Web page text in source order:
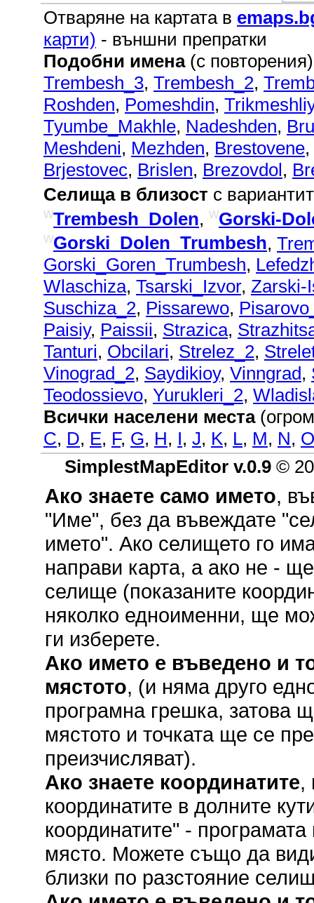
Отваряне на картата в
карти) - външни препратки
Подобни имена(с
Trembesh_3, Trembesh_2,
Roshden, Pomeshdin, Trikmeshliy
Tyumbe_Makhle, Nadeshden,
Meshdeni, Mezhden, Brestovene,
Brjestovec, Brislen, Brezovdol,
Селища в близост с
wTrembesh_Dolen, wGorski-
wGorski_Dolen_Trumbesh,
Gorski_Goren_Trumbesh,
Wlaschiza, Tsarski_Izvor, Zarski-
Suschiza_2, Pissarewo,
Paisiy, Paissii, Strazica,
Tanturi, Obcilari, Strelez_2,
Vinograd_2, Saydikioy, Vinngrad,
Teodossievo, Yurukleri_2,
Всички населени места
C, D, E, F, G, H, I, J, K, L, M, N, O
SimplestMapEditor v.0.9 ©
Ако знаете само името,
"Име", без да въвеждате
името". Ако селището го
направи карта, а ако не -
селище (показаните
няколко едноименни, ще
ги изберете.
Ако името е въведено и
мястото, (и няма друго
програмна грешка, затова
мястото и точката ще се
преизчисляват).
Ако знаете координатите,
координатите в долните
координатите" -
място. Можете също да
близки по разстояние